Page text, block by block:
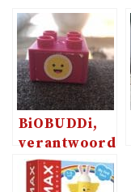
BiOBUDDi,
verantwoord
met blokjes
spelen